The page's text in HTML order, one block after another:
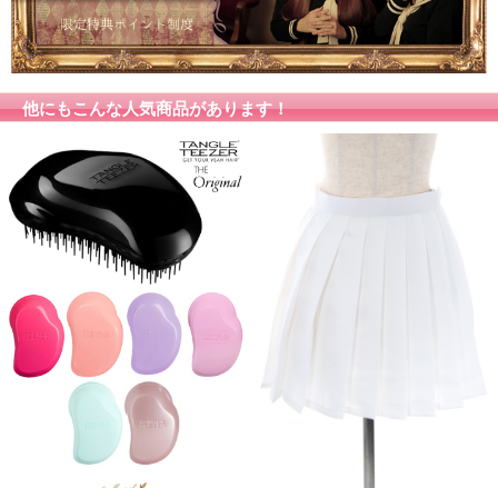
予めご了承お願いします。
他にもこんな人気商品があります！